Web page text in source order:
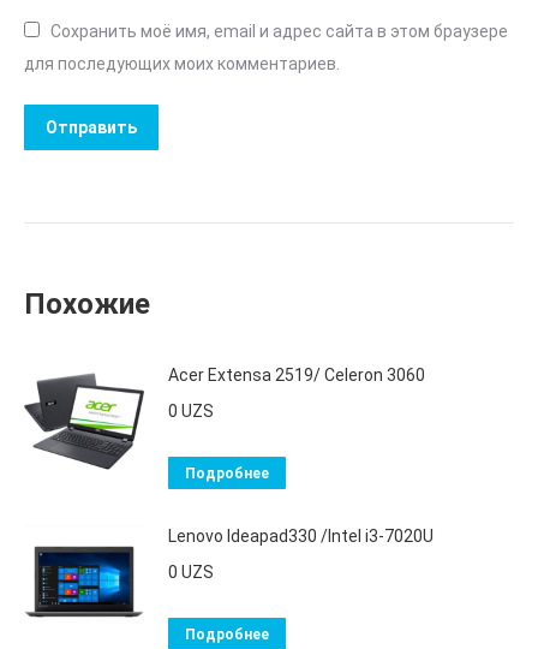
Сохранить моё имя, email и адрес сайта в этом браузере
для последующих моих комментариев.
Похожие
Acer Extensa 2519/ Celeron 3060
0 UZS
Подробнее
Lenovo Ideapad330 /Intel i3-7020U
0 UZS
Подробнее